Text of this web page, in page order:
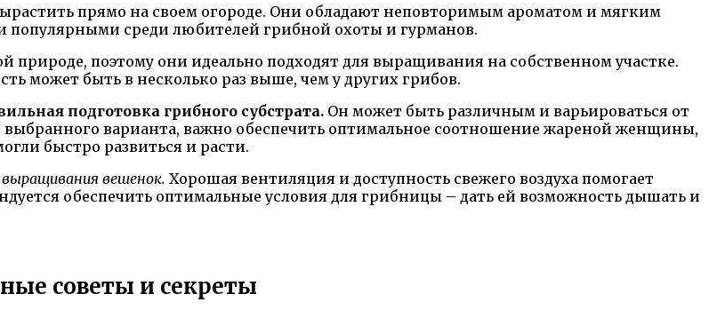
прямо на своем огороде. Они обладают неповторимым ароматом и мягким
популярными среди любителей грибной охоты и гурманов.
природе, поэтому они идеально подходят для выращивания на собственном участке.
может быть в несколько раз выше, чем у других грибов.
подготовка грибного субстрата. Он может быть различным и варьироваться от
выбранного варианта, важно обеспечить оптимальное соотношение жареной женщины,
быстро развиться и расти.
вешенок. Хорошая вентиляция и доступность свежего воздуха помогает
обеспечить оптимальные условия для грибницы – дать ей возможность дышать и
советы и секреты